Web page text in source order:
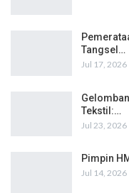
Tangsel…
Jul 17, 2026
Tekstil:…
Jul 23, 2026
Pimpin
Jul 14, 2026